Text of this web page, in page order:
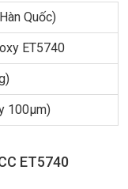
Quốc)
ET5740
100µm)
ET5740